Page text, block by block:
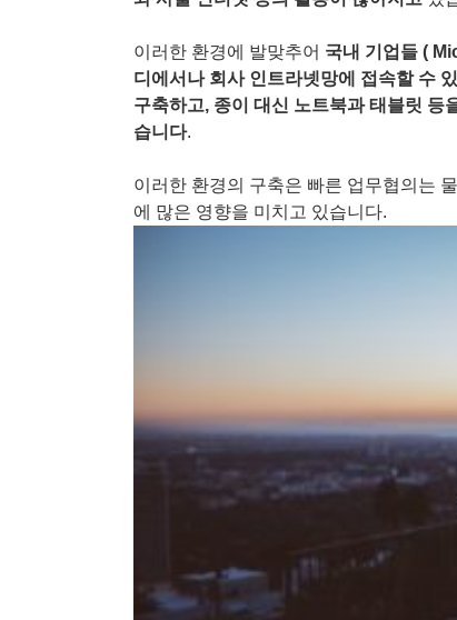
이러한 환경에 발맞추어 국내 기업들 (
디에서나 회사 인트라넷망에 접속할 수
구축하고, 종이 대신 노트북과 태블릿 등
습니다.
이러한 환경의 구축은 빠른 업무협의는
에 많은 영향을 미치고 있습니다.